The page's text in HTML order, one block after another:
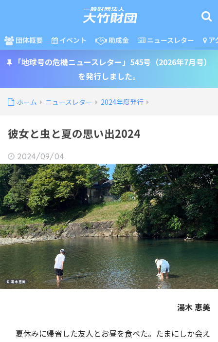
団体概要 イベント 助成金 ニュースレター ア
「地球号の危機ニュースレター」545号（2026年7月号）
を発行しました。
ホーム ニュースレター 2024年度発行
彼女と虫と夏の思い出2024
2024/09/04
© 湯木恵美
湯木 恵美
夏休みに帰省した友人とお昼を食べた。たまにしか会え